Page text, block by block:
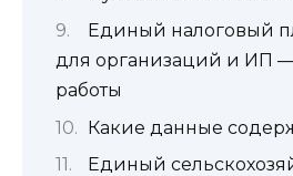
Единый налоговый
для организаций и ИП
работы
Какие данные
Единый